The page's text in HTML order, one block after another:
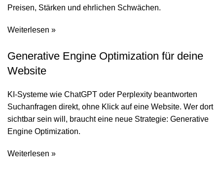
Preisen, Stärken und ehrlichen Schwächen.
Weiterlesen »
Generative Engine Optimization für deine
Website
KI-Systeme wie ChatGPT oder Perplexity beantworten
Suchanfragen direkt, ohne Klick auf eine Website. Wer dort
sichtbar sein will, braucht eine neue Strategie: Generative
Engine Optimization.
Weiterlesen »